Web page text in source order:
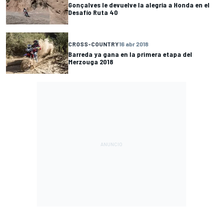
Gonçalves le devuelve la alegría a Honda en el
Desafío Ruta 40
CROSS-COUNTRY16 abr 2018
Barreda ya gana en la primera etapa del
Merzouga 2018